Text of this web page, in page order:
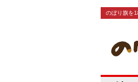
のぼり旗を